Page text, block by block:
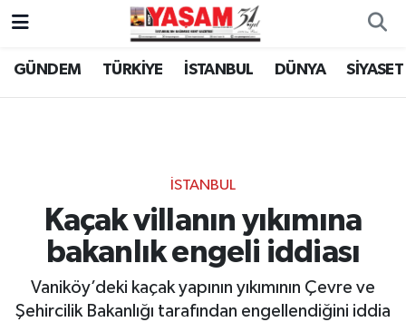
GÜNDEM TÜRKİYE İSTANBUL DÜNYA SİYASET
İSTANBUL
Kaçak villanın yıkımına
bakanlık engeli iddiası
Vaniköy’deki kaçak yapının yıkımının Çevre ve
Şehircilik Bakanlığı tarafından engellendiğini iddia